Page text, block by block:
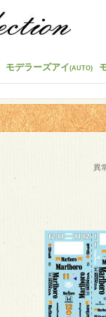
異
モデラーズアイ(AUTO)